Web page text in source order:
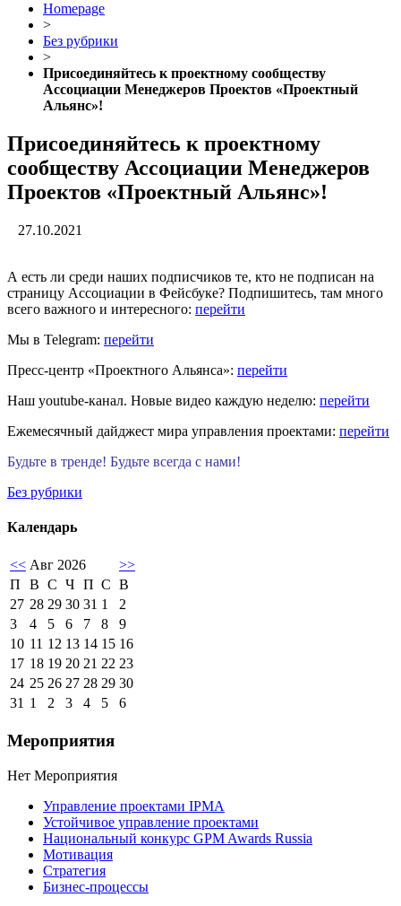
Homepage
>
Без рубрики
>
Присоединяйтесь к проектному сообществу
Ассоциации Менеджеров Проектов «Проектный
Альянс»!
Присоединяйтесь к проектному
сообществу Ассоциации Менеджеров
Проектов «Проектный Альянс»!
27.10.2021
А есть ли среди наших подписчиков те, кто не подписан на
страницу Ассоциации в Фейсбуке? Подпишитесь, там много
всего важного и интересного: перейти
Мы в Telegram: перейти
Пресс-центр «Проектного Альянса»: перейти
Наш youtube-канал. Новые видео каждую неделю: перейти
Ежемесячный дайджест мира управления проектами: перейти
Будьте в тренде! Будьте всегда с нами!
Без рубрики
Календарь
<< Авг 2026
>>
П
В С Ч П С В
27 28 29 30 31 1
2
3
4 5 6 7 8
9
10 11 12 13 14 15 16
17 18 19 20 21 22 23
24 25 26 27 28 29 30
31 1 2 3 4 5 6
Мероприятия
Нет Мероприятия
Управление проектами IPMA
Устойчивое управление проектами
Национальный конкурс GPM Awards Russia
Мотивация
Стратегия
Бизнес-процессы